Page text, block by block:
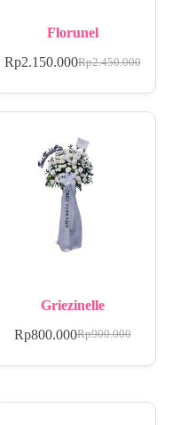
Florunel
Rp2.450.000
Rp2.150.000
Griezinelle
Rp900.000
Rp800.000